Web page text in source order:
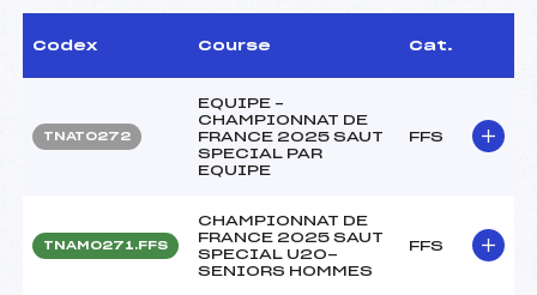
Codex Course Cat.
TNAT0272
EQUIPE –
CHAMPIONNAT DE
FRANCE 2025 SAUT
SPECIAL PAR
EQUIPE
FFS
TNAM0271.FFS
CHAMPIONNAT DE
FRANCE 2025 SAUT
SPECIAL U20-
SENIORS HOMMES
FFS